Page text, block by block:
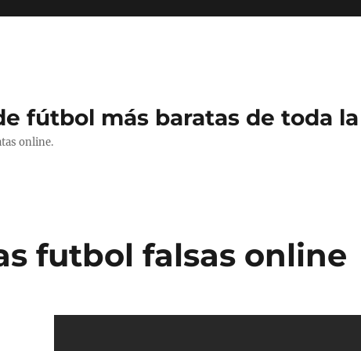
fútbol más baratas de toda
online.
futbol falsas online